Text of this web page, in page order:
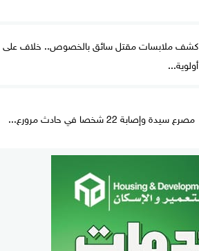
كشف ملابسات مقتل سائق بالخصوص.. خلاف على
أولوية...
مصرع سيدة وإصابة 22 شخصا في حادث مرورع...